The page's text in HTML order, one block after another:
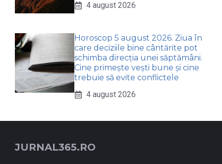
4 august 2026
Horoscop 5 august 2026. Ziua în
care deciziile bine cântărite pot
schimba direcția unei săptămâni.
Cine primește vești bune și cine
trebuie să evite conflictele
4 august 2026
JURNAL365.RO